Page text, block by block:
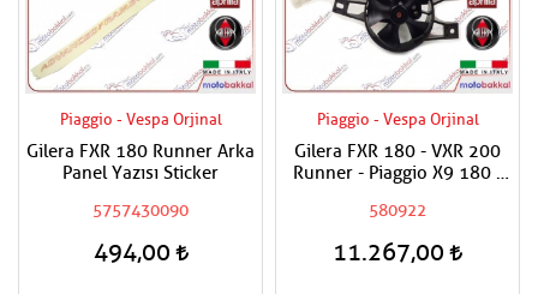
Piaggio - Vespa Orjinal
Gilera FXR 180 Runner Arka
Panel Yazısı Sticker
5757430090
494,00
Piaggio - Vespa Orjinal
Gilera FXR 180 - VXR 200
Runner - Piaggio X9 180 -
Komple / Fan Motoru
Komple
580922
11.267,00